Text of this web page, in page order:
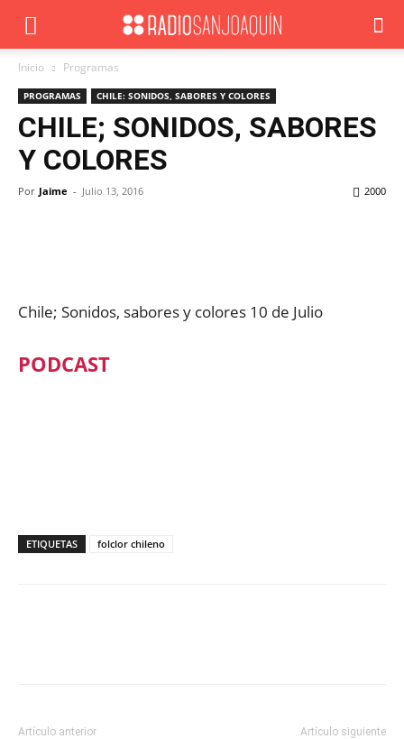
Inicio Programas
PROGRAMAS CHILE: SONIDOS, SABORES Y COLORES
CHILE; SONIDOS, SABORES
Y COLORES
Por Jaime - Julio 13, 2016 2000
Chile; Sonidos, sabores y colores 10 de Julio
PODCAST
ETIQUETAS folclor chileno
Artículo anterior Artículo siguiente